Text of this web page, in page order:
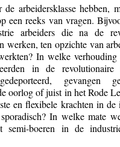
arbeidersklasse hebben,
een reeks van vragen.
arbeiders die na de
werken, ten opzichte van
In welke verhouding
in de revolutionaire
gevangen
oorlog of juist in het Rode
en flexibele krachten in de
In welke mate
semi-boeren in de